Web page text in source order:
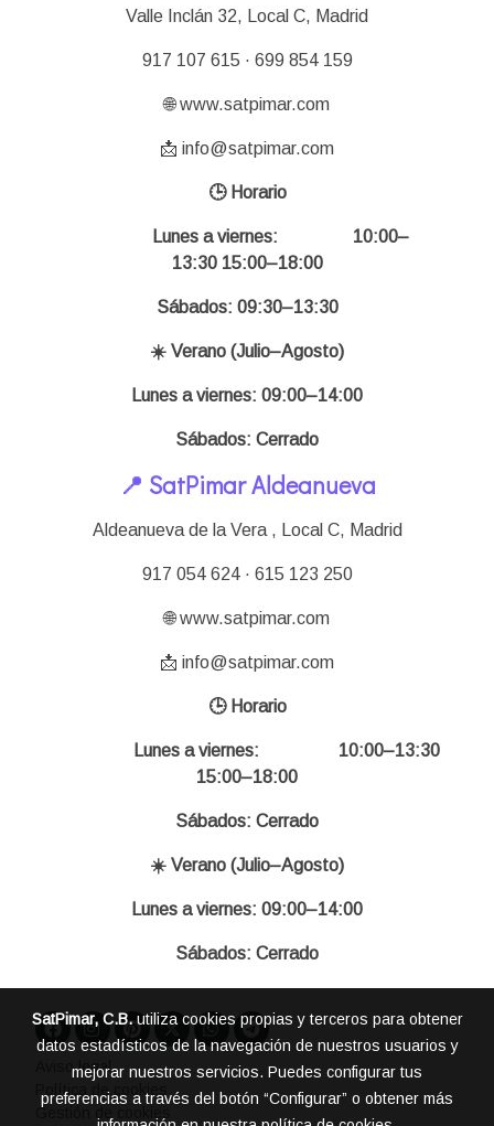
Valle Inclán 32, Local C, Madrid
917 107 615 · 699 854 159
🌐 www.satpimar.com
📩 info@satpimar.com
🕒 Horario
Lunes a viernes:
10:00–
13:30 15:00–18:00
Sábados: 09:30–13:30
☀️ Verano (Julio–Agosto)
Lunes a viernes: 09:00–14:00
Sábados: Cerrado
📍 SatPimar Aldeanueva
Aldeanueva de la Vera , Local C, Madrid
917 054 624 · 615 123 250
🌐 www.satpimar.com
📩 info@satpimar.com
🕒 Horario
Lunes a viernes: 10:00–13:30
15:00–18:00
Sábados: Cerrado
☀️ Verano (Julio–Agosto)
Lunes a viernes: 09:00–14:00
Sábados: Cerrado
Aviso legal
Política de cookies
Gestión de cookies
SatPimar, C.B.utiliza cookies propias y terceros para obtener
datos estadísticos de la navegación de nuestros usuarios y
mejorar nuestros servicios. Puedes configurar tus
preferencias a través del botón “Configurar” o obtener más